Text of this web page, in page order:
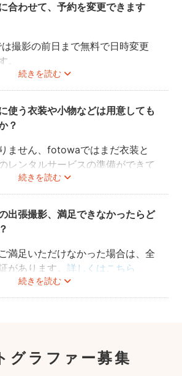
合わせて、予約を変更できます
続きを読む
撮影の前日まで無料で日時変更
。
更方法はこちら
ファーの都合により、ご希望の変
できないこともありますので、あ
花予想を確認しながら撮影日を決
オススメいたします。
使う衣装や小物などは用意しても
？
続きを読む
ません、fotowaではまだ衣装と
レンタルサービスの準備ができて
ので、お客様ご自身にご用意をお
ります。
出張撮影、満足できなかったらど
続きを読む
満足いただけなかった場合は、全
があります。詳しくはこちら
グラファー募集